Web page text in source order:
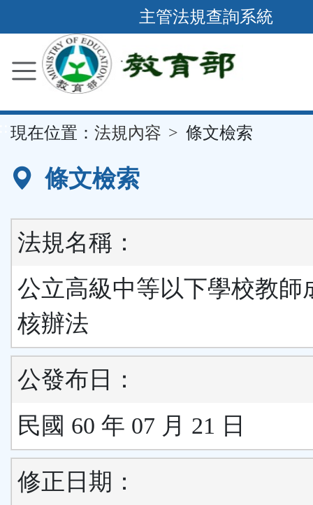
到
要
容
區
主管法規查詢系統
現在位置： 法規內容 條文檢索
條文檢索
法規名稱：
公立高級中等以下學校教師
核辦法
公發布日：
民國 60 年 07 月 21 日
修正日期：